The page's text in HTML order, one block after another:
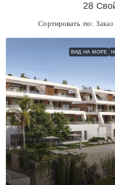
28
Сортировать по:
ВИД НА МОРЕ